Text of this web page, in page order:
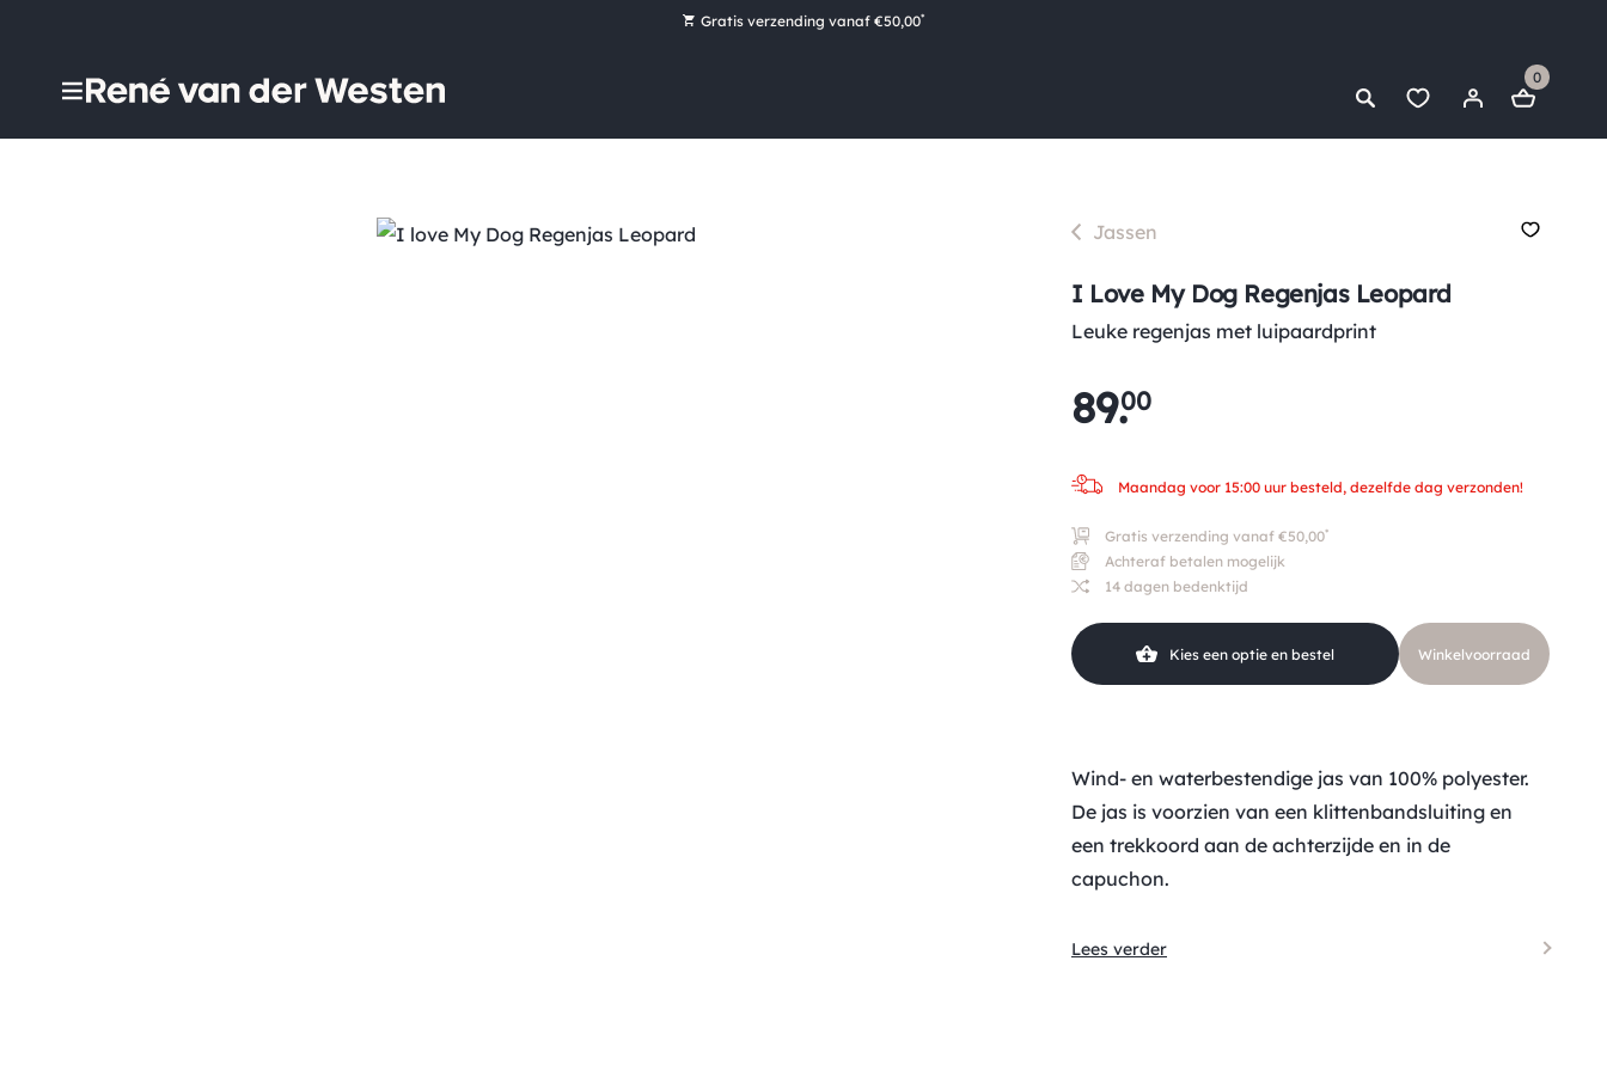
Gratis verzending vanaf €50,00*
0
Jassen
I Love My Dog Regenjas Leopard
Leuke regenjas met luipaardprint
89.00
Maandag voor 15:00 uur besteld, dezelfde dag verzonden!
Gratis verzending vanaf €50,00*
Achteraf betalen mogelijk
14 dagen bedenktijd
Kies een optie en bestel Winkelvoorraad
Wind- en waterbestendige jas van 100% polyester.
De jas is voorzien van een klittenbandsluiting en
een trekkoord aan de achterzijde en in de
capuchon.
Lees verder